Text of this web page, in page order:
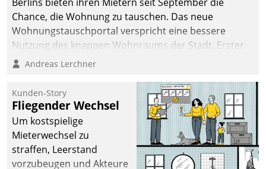
Chance, die Wohnung zu tauschen. Das neue
Wohnungstauschportal verspricht eine bessere
Nutzung des knappen Wohnraums der Stadt. Erster
Anwendungsfall für Datatrains Lösung API-Hub mit
Unternehmen.
Andreas Lerchner
Kunden-Story
Fliegender Wechsel
Um kostspielige
Mieterwechsel zu
straffen, Leerstand
vorzubeugen und Akteure